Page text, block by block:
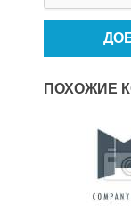
ПОХОЖИЕ